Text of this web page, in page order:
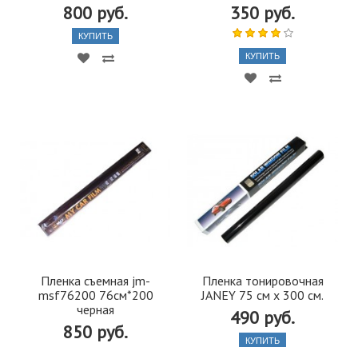
800 руб.
КУПИТЬ
350 руб.
КУПИТЬ
Пленка съемная jm-
msf76200 76см*200
черная
850 руб.
Пленка тонировочная
JANEY 75 см х 300 см.
490 руб.
КУПИТЬ